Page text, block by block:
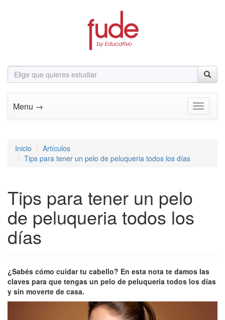
Menu → Toggle
Inicio
Artículos
Tips para tener un pelo de peluqueria todos los días
Tips para tener un pelo
de peluqueria todos los
días
¿Sabés cómo cuidar tu cabello? En esta nota te damos las
claves para que tengas un pelo de peluqueria todos los días
y sin moverte de casa.